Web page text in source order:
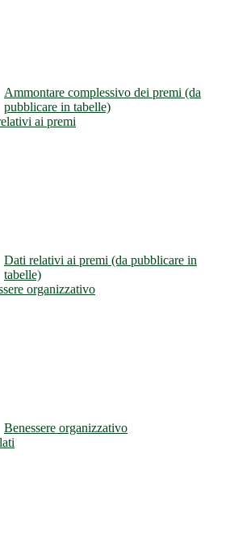
Ammontare complessivo dei premi (da
pubblicare in tabelle)
ai premi
Dati relativi ai premi (da pubblicare in
tabelle)
organizzativo
Benessere organizzativo